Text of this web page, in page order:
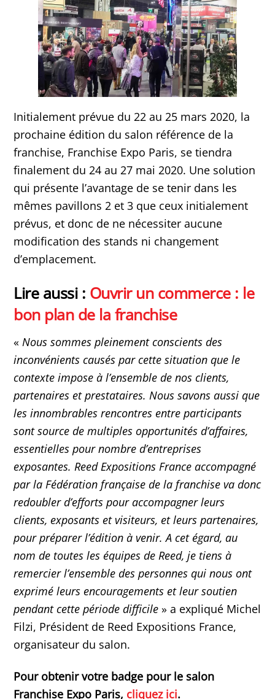
Initialement prévue du 22 au 25 mars 2020, la
prochaine édition du salon référence de la
franchise, Franchise Expo Paris, se tiendra
finalement du 24 au 27 mai 2020. Une solution
qui présente l’avantage de se tenir dans les
mêmes pavillons 2 et 3 que ceux initialement
prévus, et donc de ne nécessiter aucune
modification des stands ni changement
d’emplacement.
Lire aussi : Ouvrir un commerce : le
bon plan de la franchise
«Nous sommes pleinement conscients des
inconvénients causés par cette situation que le
contexte impose à l’ensemble de nos clients,
partenaires et prestataires. Nous savons aussi que
les innombrables rencontres entre participants
sont source de multiples opportunités d’affaires,
essentielles pour nombre d’entreprises
exposantes. Reed Expositions France accompagné
par la Fédération française de la franchise va donc
redoubler d’efforts pour accompagner leurs
clients, exposants et visiteurs, et leurs partenaires,
pour préparer l’édition à venir. A cet égard, au
nom de toutes les équipes de Reed, je tiens à
remercier l’ensemble des personnes qui nous ont
exprimé leurs encouragements et leur soutien
pendant cette période difficile » a expliqué Michel
Filzi, Président de Reed Expositions France,
organisateur du salon.
Pour obtenir votre badge pour le salon
Franchise Expo Paris, cliquez ici.